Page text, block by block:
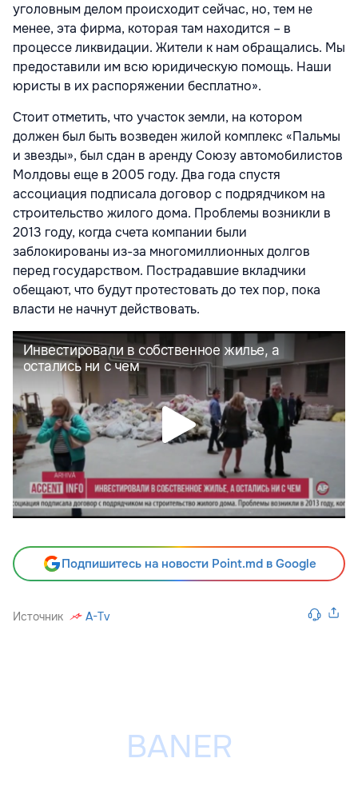
уголовным делом происходит сейчас, но, тем не
менее, эта фирма, которая там находится – в
процессе ликвидации. Жители к нам обращались. Мы
предоставили им всю юридическую помощь. Наши
юристы в их распоряжении бесплатно».
Стоит отметить, что участок земли, на котором
должен был быть возведен жилой комплекс «Пальмы
и звезды», был сдан в аренду Союзу автомобилистов
Молдовы еще в 2005 году. Два года спустя
ассоциация подписала договор с подрядчиком на
строительство жилого дома. Проблемы возникли в
2013 году, когда счета компании были
заблокированы из-за многомиллионных долгов
перед государством. Пострадавшие вкладчики
обещают, что будут протестовать до тех пор, пока
власти не начнут действовать.
Подпишитесь на новости Point.md в Google
Источник A-Tv